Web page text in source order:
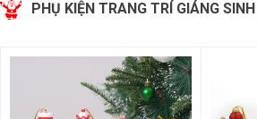
PHỤ KIỆN TRANG TRÍ GIÁNG